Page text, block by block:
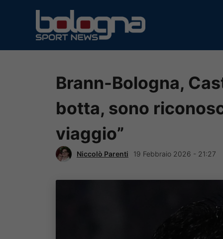
contenuto
Brann-Bologna,
botta, sono
viaggio”
Niccolò Parenti 19 Febbraio 2026 - 21:27